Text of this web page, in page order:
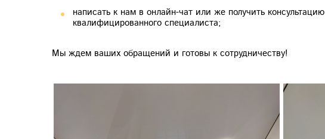
написать к нам в онлайн-чат или же получить консультацию
квалифицированного специалиста;
Мы ждем ваших обращений и готовы к сотрудничеству!